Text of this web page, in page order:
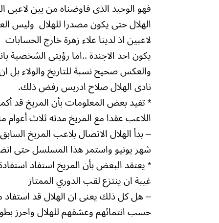
فهو الوحيد الذى فاوضناه من بين
الهلال حتى يكون مصدرا للهلال وليس
لاعبين اذ لدينا علاء زهرة خارج
يكون احد الاجندة ..اما رؤيتى الشخصية
والعكس صحيح نسبة للتاريخ والولاء بل
نادى الهلال صلاح ادريس رفض ذلك.
* تفيد بعض المعلومات بأن المريخ قد
اللاعب عقدا مع المريخ مدته ثلاث
– بدأ الهلال الاتصال بلاعب المريخ
شهر يونيو واستمر هذا المسلسل حتى
* يعتقد البعض بأن المريخ استفاد
غيبة ان ينتزع لقب الدوري الممتاز
– هل كل ذلك يعنى ان الهلال قد استفاد
حسب انتمائهم وعشقهم للهلال واحرز